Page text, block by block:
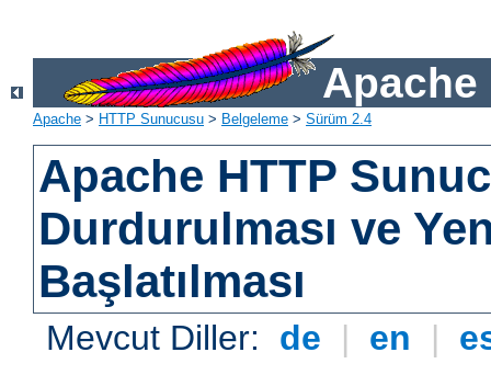
Apache
Apache > HTTP Sunucusu > Belgeleme > Sürüm 2.4
Apache HTTP
Durdurulması ve
Başlatılması
Mevcut Diller: de | en |